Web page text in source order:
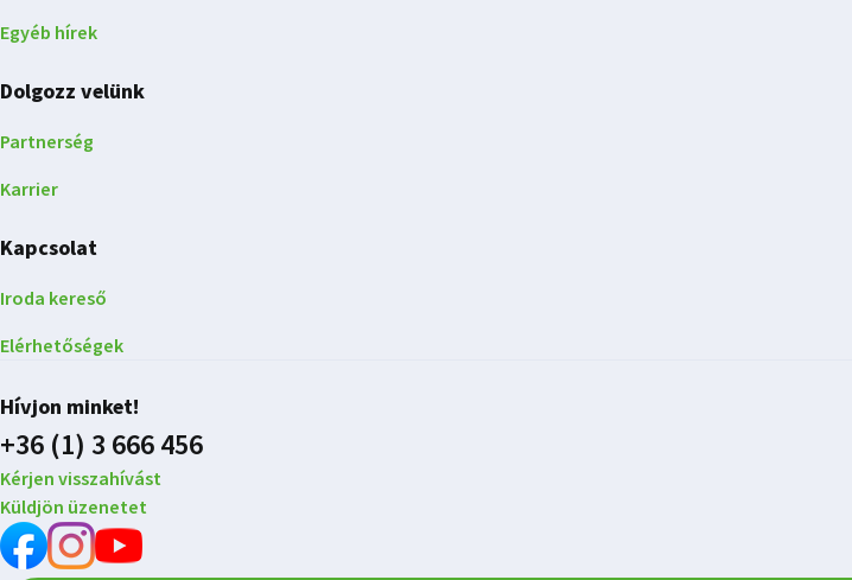
Egyéb hírek
Dolgozz velünk
Partnerség
Karrier
Kapcsolat
Iroda kereső
Elérhetőségek
Hívjon minket!
+36 (1) 3 666 456
Kérjen visszahívást
Küldjön üzenetet